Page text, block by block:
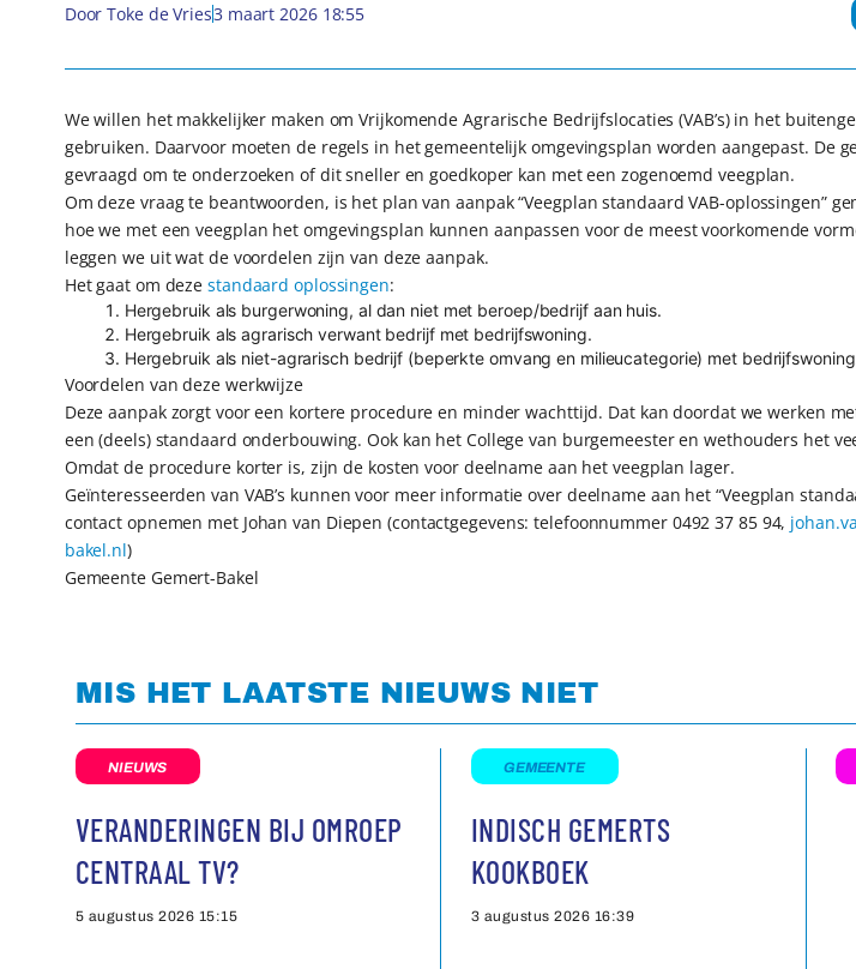
Door Toke de Vries3 maart 2026 18:55
We willen het makkelijker maken om Vrijkomende Agrarische Bedrijfslocaties (VAB’s) in het
gebruiken. Daarvoor moeten de regels in het gemeentelijk omgevingsplan worden aangepast. De
gevraagd om te onderzoeken of dit sneller en goedkoper kan met een zogenoemd veegplan.
Om deze vraag te beantwoorden, is het plan van aanpak “Veegplan standaard VAB-oplossingen”
hoe we met een veegplan het omgevingsplan kunnen aanpassen voor de meest voorkomende
leggen we uit wat de voordelen zijn van deze aanpak.
Het gaat om dezestandaard oplossingen:
Hergebruik als burgerwoning, al dan niet met beroep/bedrijf aan huis.
Hergebruik als agrarisch verwant bedrijf met bedrijfswoning.
Hergebruik als niet-agrarisch bedrijf (beperkte omvang en milieucategorie) met
Voordelen van deze werkwijze
Deze aanpak zorgt voor een kortere procedure en minder wachttijd. Dat kan doordat we werken
een (deels) standaard onderbouwing. Ook kan het College van burgemeester en wethouders het
Omdat de procedure korter is, zijn de kosten voor deelname aan het veegplan lager.
Geïnteresseerden van VAB’s kunnen voor meer informatie over deelname aan het “Veegplan
contact opnemen met Johan van Diepen (contactgegevens: telefoonnummer 0492 37 85 94,
bakel.nl)
Gemeente Gemert-Bakel
MIS HET LAATSTE NIEUWS NIET
NIEUWS
VERANDERINGEN BIJ OMROEP
CENTRAAL TV?
5 augustus 2026 15:15
GEMEENTE
INDISCH GEMERTS
KOOKBOEK
3 augustus 2026 16:39